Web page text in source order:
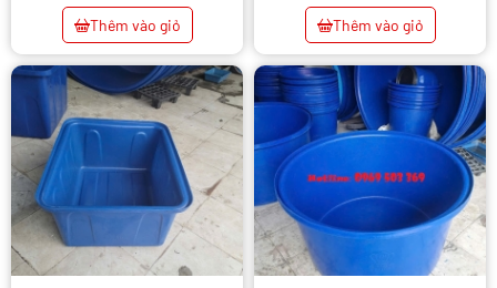
Thêm vào giỏ
Thêm vào giỏ